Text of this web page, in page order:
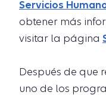
Servicios
obtener más
visitar la página
Después de que
uno de los